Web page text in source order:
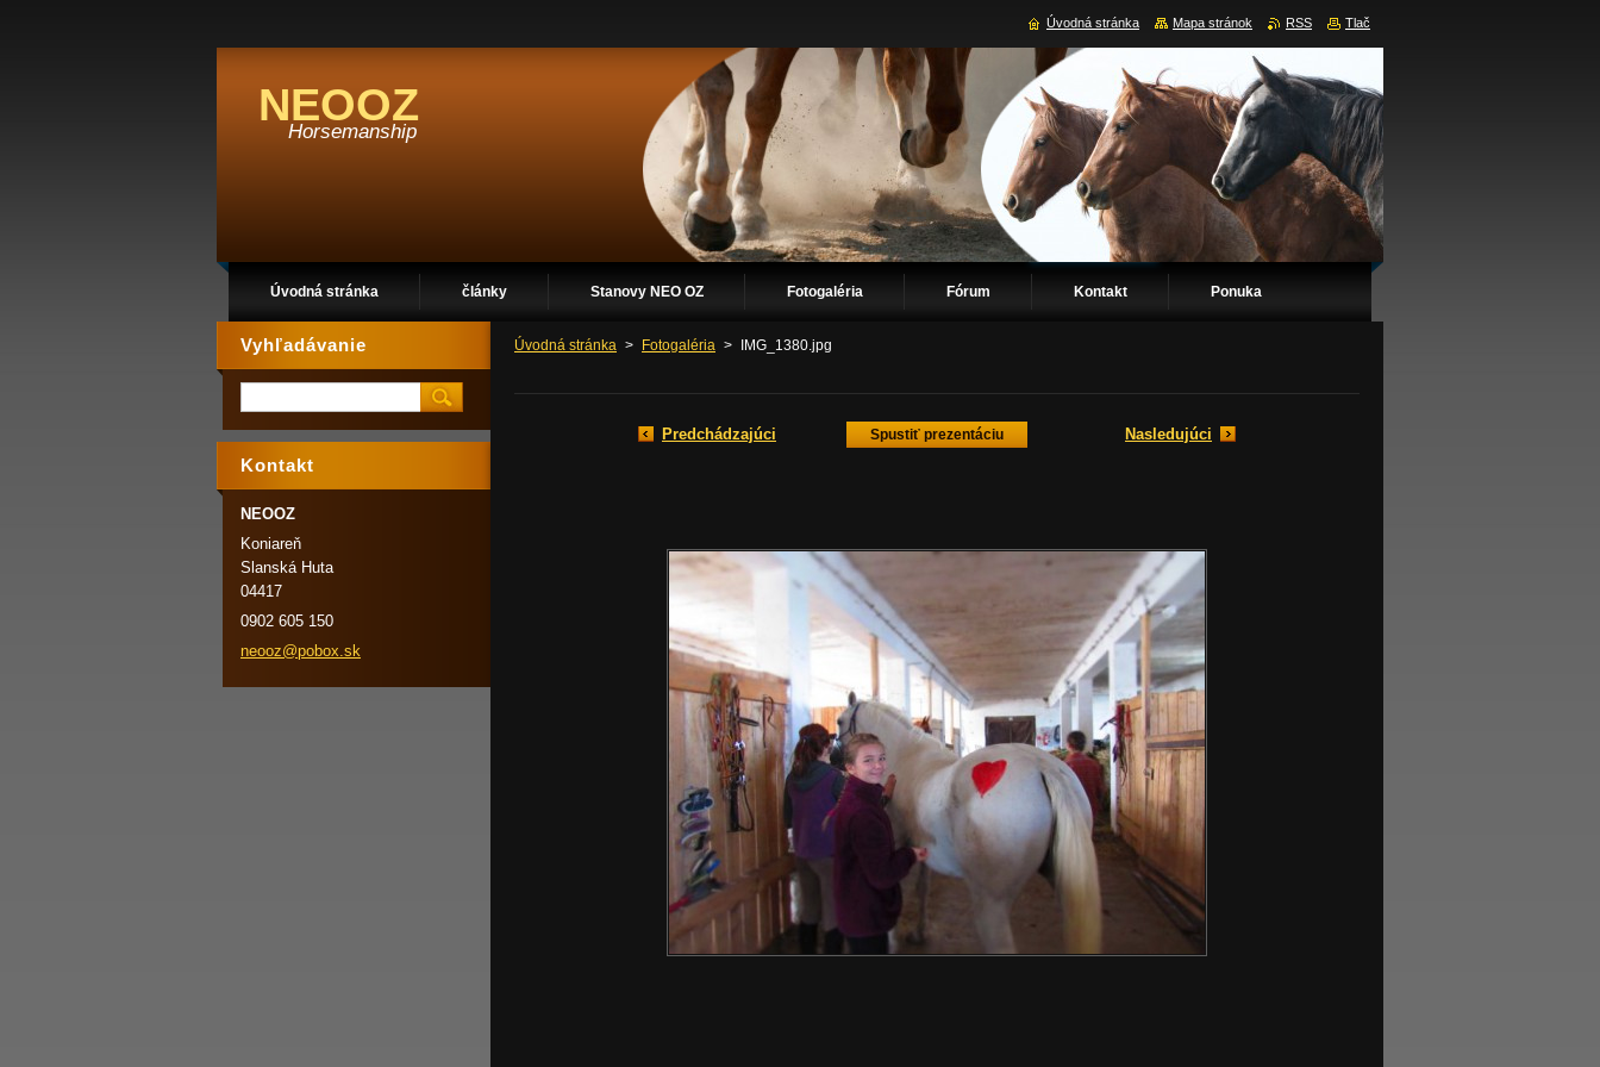
NEOOZ
Horsemanship
Úvodná stránka články Stanovy NEO OZ Fotogaléria Fórum Kontakt Ponuka
Úvodná stránka > Fotogaléria > IMG_1380.jpg
Predchádzajúci Spustiť prezentáciu Nasledujúci
Vyhľadávanie
Kontakt
NEOOZ
Koniareň
Slanská Huta
04417
0902 605 150
neooz@pobox.sk
Úvodná stránka Mapa stránok RSS Tlač